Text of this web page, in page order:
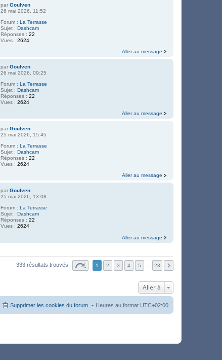
parGoulven
26 mai 2026, 11:52
Forum :La Terrasse
Sujet :Dashcam
Réponses :22
Vues :2624
Aller au message
parGoulven
26 mai 2026, 09:25
Forum :La Terrasse
Sujet :Dashcam
Réponses :22
Vues :2624
Aller au message
parGoulven
25 mai 2026, 15:45
Forum :La Terrasse
Sujet :Dashcam
Réponses :22
Vues :2624
Aller au message
parGoulven
25 mai 2026, 13:08
Forum :La Terrasse
Sujet :Dashcam
Réponses :22
Vues :2624
Aller au message
333 résultats trouvés 1 2 3 4 5 23
Aller à
Heures au format UTC+02:00
Supprimer les cookies du forum